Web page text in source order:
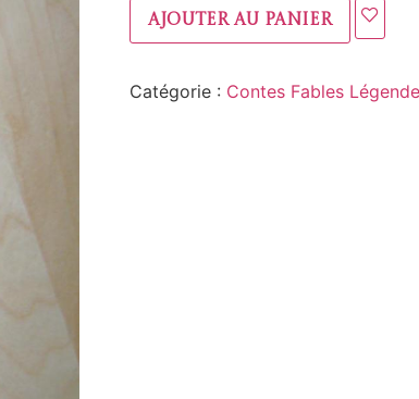
Ajouter au panier
Catégorie : Contes Fables